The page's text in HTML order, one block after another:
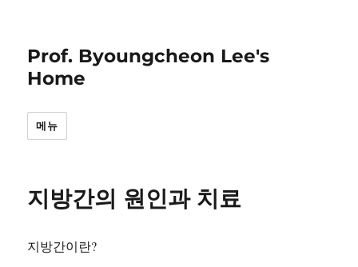
Prof. Byoungcheon Lee's
Home
메뉴
지방간의 원인과 치료
지방간이란?